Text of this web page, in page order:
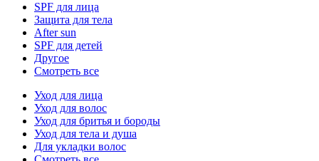
SPF для лица
Защита для тела
After sun
SPF для детей
Другое
Смотреть все
Уход для лица
Уход для волос
Уход для бритья и бороды
Уход для тела и душа
Для укладки волос